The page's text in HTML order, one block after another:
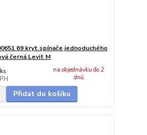
69 kryt spínače jednoduchého
černá Levit M
ks
na objednávku do 2
dnů
Přidat do košíku